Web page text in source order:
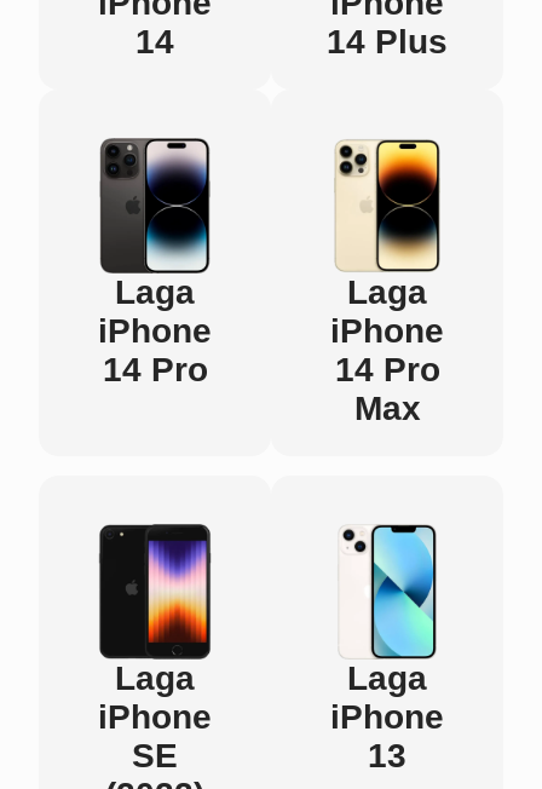
14
14 Plus
Laga
iPhone
14 Pro
Laga
iPhone
14 Pro
Max
Laga
iPhone
SE
Laga
iPhone
13